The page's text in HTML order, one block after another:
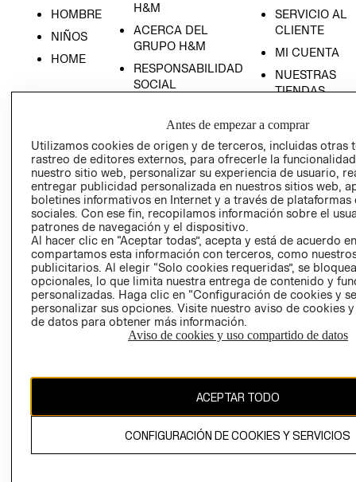
HOMBRE
NIÑOS
HOME
H&M
ACERCA DEL
GRUPO H&M
RESPONSABILIDAD
SOCIAL
RELACIÓN CON
INVERSIONISTAS
POLÍTICA
EMPRESARIAL
SERVICIO AL
CLIENTE
MI CUENTA
NUESTRAS
TIENDAS
- RETIRO EN
TIENDA
TÉRMINOS Y
CONDICIONES
AVISO DE
PRIVACIDAD
GIFT CARD
AVISO DE
COOKIES
CAMBIAR REGIÓN
Antes de empezar a comprar
Utilizamos cookies de origen y de terceros, incluidas otras
rastreo de editores externos, para ofrecerle la
nuestro sitio web, personalizar su experiencia de usuario,
entregar publicidad personalizada en nuestros sitios web,
boletines informativos en Internet y a través de plataformas
sociales. Con ese fin, recopilamos información sobre el
patrones de navegación y el dispositivo.
Al hacer clic en “Aceptar todas”, acepta y está de acuerdo
compartamos esta información con terceros, como
publicitarios. Al elegir “Solo cookies requeridas”, se
opcionales, lo que limita nuestra entrega de contenido y
personalizadas. Haga clic en “Configuración de cookies y
personalizar sus opciones. Visite nuestro aviso de cookies
de datos para obtener más información.
Aviso de cookies y uso compartido de datos
ACEPTAR TODO
CONFIGURACIÓN DE COOKIES Y SERVICIOS